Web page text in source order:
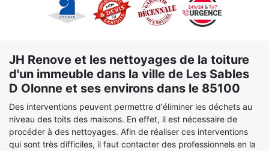
JH Renove et les nettoyages de la toiture
d'un immeuble dans la ville de Les Sables
D Olonne et ses environs dans le 85100
Des interventions peuvent permettre d'éliminer les déchets au
niveau des toits des maisons. En effet, il est nécessaire de
procéder à des nettoyages. Afin de réaliser ces interventions
qui sont très difficiles, il faut contacter des professionnels en la